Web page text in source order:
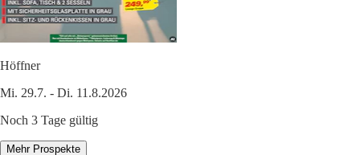
Höffner
Mi. 29.7. - Di. 11.8.2026
Noch 3 Tage gültig
Mehr Prospekte